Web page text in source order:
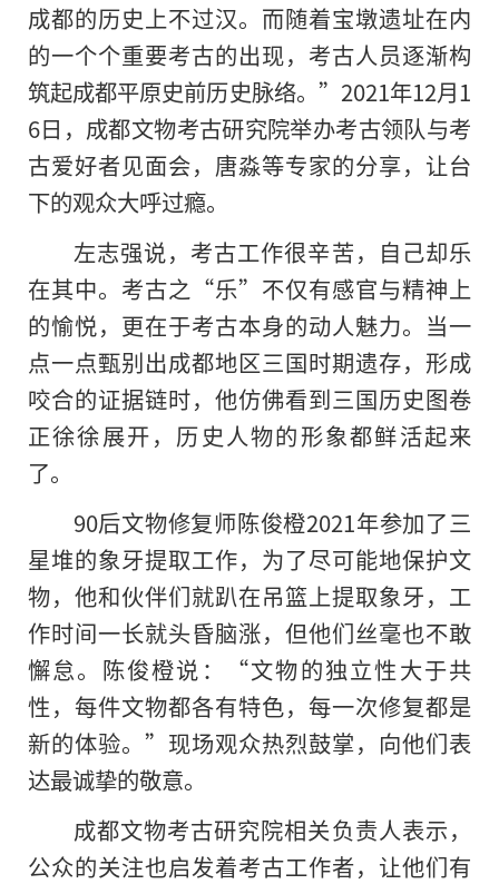
成都的历史上不过汉。而随着宝墩遗址在内
的一个个重要考古的出现，考古人员逐渐构
筑起成都平原史前历史脉络。”2021年12月1
6日，成都文物考古研究院举办考古领队与考
古爱好者见面会，唐淼等专家的分享，让台
下的观众大呼过瘾。
左志强说，考古工作很辛苦，自己却乐
在其中。考古之“乐”不仅有感官与精神上
的愉悦，更在于考古本身的动人魅力。当一
点一点甄别出成都地区三国时期遗存，形成
咬合的证据链时，他仿佛看到三国历史图卷
正徐徐展开，历史人物的形象都鲜活起来
了。
90后文物修复师陈俊橙2021年参加了三
星堆的象牙提取工作，为了尽可能地保护文
物，他和伙伴们就趴在吊篮上提取象牙，工
作时间一长就头昏脑涨，但他们丝毫也不敢
懈怠。陈俊橙说：“文物的独立性大于共
性，每件文物都各有特色，每一次修复都是
新的体验。”现场观众热烈鼓掌，向他们表
达最诚挚的敬意。
成都文物考古研究院相关负责人表示，
公众的关注也启发着考古工作者，让他们有